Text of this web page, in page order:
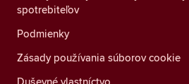
spotrebiteľov
Podmienky
Zásady používania súborov cookie